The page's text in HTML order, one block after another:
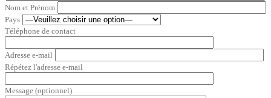
Nom et Prénom
Pays
Téléphone de contact
Adresse e-mail
Répétez l'adresse e-mail
Message (optionnel)